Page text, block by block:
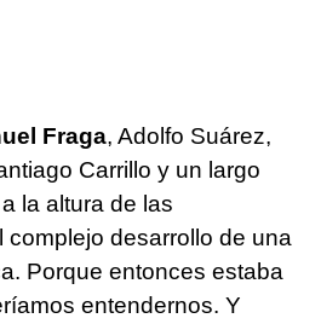
Fraga, Adolfo Suárez,
Carrillo y un largo
la altura de las
desarrollo de una
Porque entonces estaba
entendernos. Y